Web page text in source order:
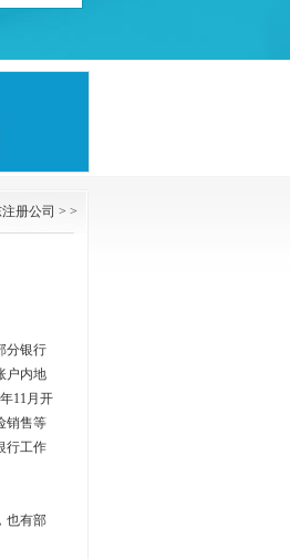
册公司 > >
分银行
户内地
11月开
销售等
行工作
也有部